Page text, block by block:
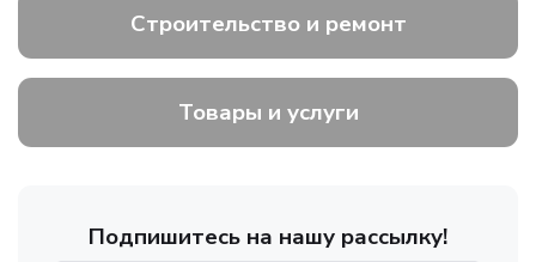
Строительство и ремонт
Товары и услуги
Подпишитесь на нашу рассылку!